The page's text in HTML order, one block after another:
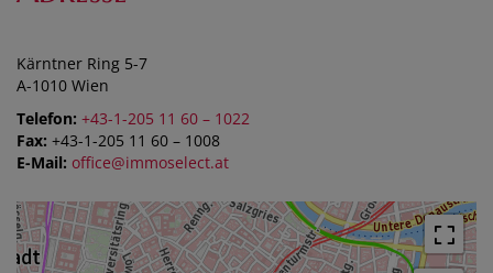
Kärntner Ring 5-7
A-1010 Wien
Telefon: +43-1-205 11 60 – 1022
Fax: +43-1-205 11 60 – 1008
E-Mail: office@immoselect.at